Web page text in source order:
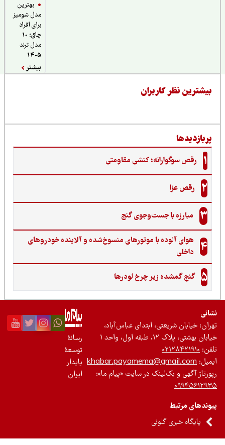
بهترین
مدل شومیز
برای افراد
چاق؛ 10
مدل ترند
نظر کاربران
رقص سوگوارانه؛ کنشی مقاومتی
رقص عزا
مبارزه با جست‌وجوی گنج‌
هوای آلوده با موتورهای منسوخ‌شده و آلاینده خودروهای
داخلی
گنجِ گمشده زیر چرخ لودرها
خیابان شریعتی، ابتدای عباس‌آباد،
بهشتی، پلاک ۱۲، طبقه اول، واحد ۱
۰۲۱۲۸۴۲۱۹۱۰
khabar.payamema@gmail.com
آگهی و بک‌لینک در سایت «پیام ما»:
مرتبط
پایگاه خبری گلونی
توسعۀ
پایدار
ایران